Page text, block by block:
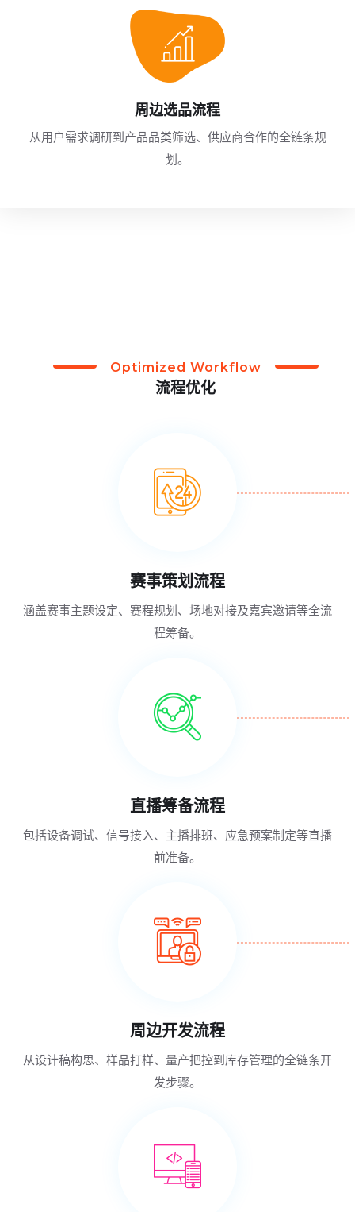
周边选品流程
从用户需求调研到产品品类筛选、供应商合作的全链条规
划。
Optimized Workflow
流程优化
赛事策划流程
涵盖赛事主题设定、赛程规划、场地对接及嘉宾邀请等全流
程筹备。
直播筹备流程
包括设备调试、信号接入、主播排班、应急预案制定等直播
前准备。
周边开发流程
从设计稿构思、样品打样、量产把控到库存管理的全链条开
发步骤。